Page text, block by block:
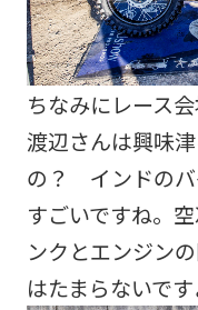
ちなみにレース
渡辺さんは興味
の？ インドのバ
すごいですね。
ンクとエンジン
はたまらないで